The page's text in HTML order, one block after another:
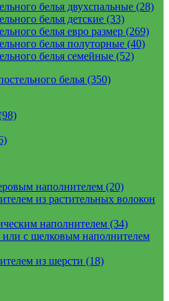
белья двухспальные (28)
белья детские (33)
белья евро размер (269)
белья полуторные (40)
белья семейные (52)
белья (350)
наполнителем (20)
из растительных волокон
наполнителем (34)
или с шелковым наполнителем
из шерсти (18)